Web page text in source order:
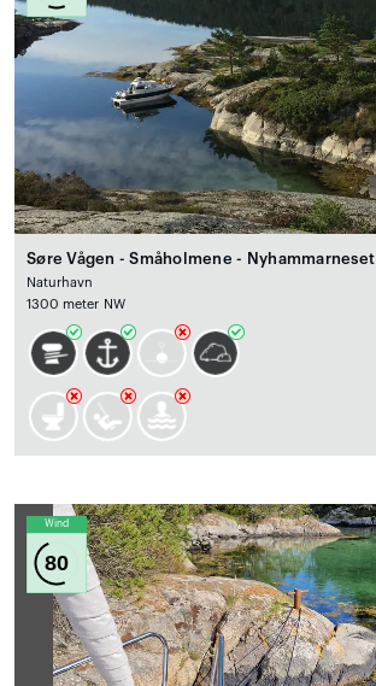
Søre Vågen - Småholmene - Nyhammarneset
Naturhavn
1300 meter NW
Wind
80